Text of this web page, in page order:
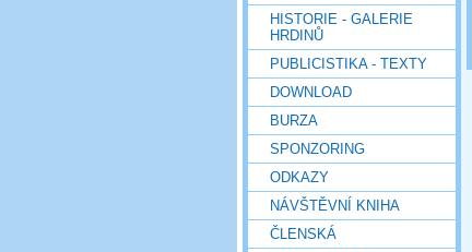
HISTORIE - GALERIE
HRDINŮ
PUBLICISTIKA - TEXTY
DOWNLOAD
BURZA
SPONZORING
ODKAZY
NÁVŠTĚVNÍ KNIHA
ČLENSKÁ